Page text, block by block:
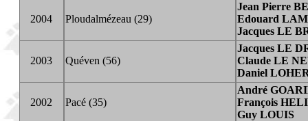
2004 Ploudalmézeau (29)
Jean Pierre
Edouard
Jacques LE
2003 Quéven (56)
Jacques LE
Claude LE
Daniel
2002 Pacé (35)
André
François
Guy LOUIS